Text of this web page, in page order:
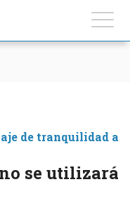
de tranquilidad a
se utilizará